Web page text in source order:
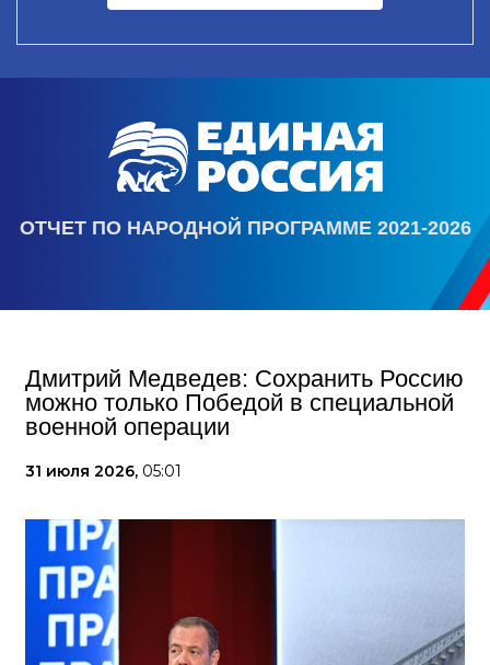
ОТЧЕТ ПО НАРОДНОЙ ПРОГРАММЕ 2021-2026
Дмитрий Медведев: Сохранить Россию
можно только Победой в специальной
военной операции
31 июля 2026, 05:01